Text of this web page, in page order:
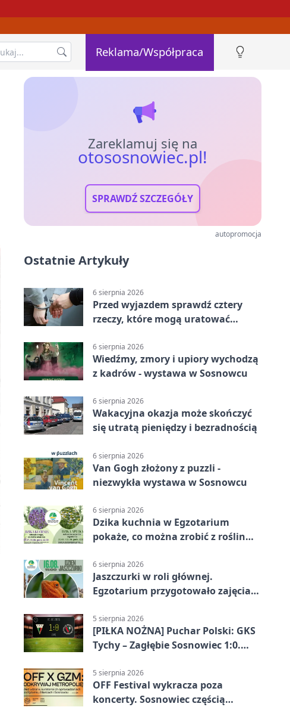
Reklama/Współpraca
Zareklamuj się na
otososnowiec.pl!
SPRAWDŹ SZCZEGÓŁY
autopromocja
Ostatnie Artykuły
6 sierpnia 2026
Przed wyjazdem sprawdź cztery
rzeczy, które mogą uratować
6 sierpnia 2026
Wiedźmy, zmory i upiory wychodzą
z kadrów - wystawa w Sosnowcu
6 sierpnia 2026
Wakacyjna okazja może skończyć
się utratą pieniędzy i bezradnością
6 sierpnia 2026
Van Gogh złożony z puzzli -
niezwykła wystawa w Sosnowcu
6 sierpnia 2026
Dzika kuchnia w Egzotarium
pokaże, co można zrobić z roślin
6 sierpnia 2026
Jaszczurki w roli głównej.
Egzotarium przygotowało zajęcia
5 sierpnia 2026
[PIŁKA NOŻNA] Puchar Polski: GKS
Tychy – Zagłębie Sosnowiec 1:0.
przed przerwą
5 sierpnia 2026
OFF Festival wykracza poza
koncerty. Sosnowiec częścią